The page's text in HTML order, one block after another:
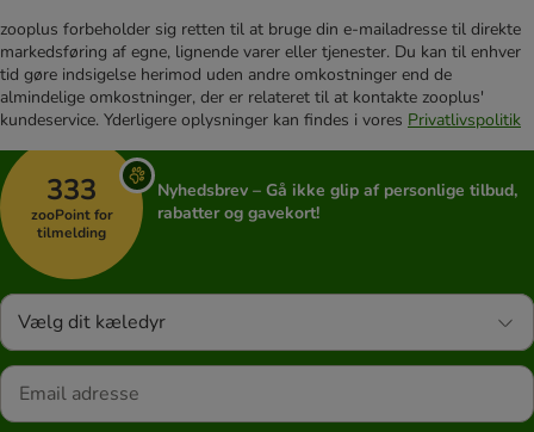
zooplus forbeholder sig retten til at bruge din e-mailadresse til direkte
markedsføring af egne, lignende varer eller tjenester. Du kan til enhver
tid gøre indsigelse herimod uden andre omkostninger end de
almindelige omkostninger, der er relateret til at kontakte zooplus'
kundeservice. Yderligere oplysninger kan findes i vores Privatlivspolitik
333
zooPoint for
tilmelding
Nyhedsbrev – Gå ikke glip af personlige tilbud,
rabatter og gavekort!
Vælg dit kæledyr